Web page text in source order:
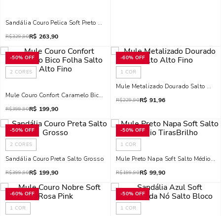
Sandália Couro Pelica Soft Preto Salto Alto Fino
R$329,90R$ 263,90
-50% OFF
2 CORES
Mule Couro Confort Caramelo Bico Folha Salto Alto Fino
R$399,90R$ 199,90
-60% OFF
1 COR
Mule Metalizado Dourado Salto Alto
R$229,90R$ 91,96
-50% OFF
2 CORES
Sandália Couro Preta Salto Grosso
R$399,90R$ 199,90
-50% OFF
1 COR
Mule Preto Napa Soft Salto Médio
R$199,90R$ 99,90
-60% OFF
1 COR
-50% OFF
1 COR